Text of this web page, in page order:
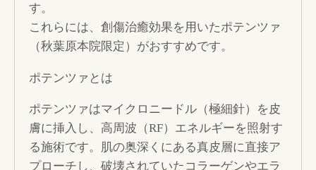
す。
これらには、創傷治癒効果を用いたポテンツァ
（秋葉原本院限定）がおすすめです。
ポテンツァとは
ポテンツァはマイクロニードル（極細針）を皮
膚に挿入し、高周波（RF）エネルギーを照射す
る施術です。肌の奥深くにある真皮層に直接ア
プローチし、破壊されていたコラーゲンやエラ